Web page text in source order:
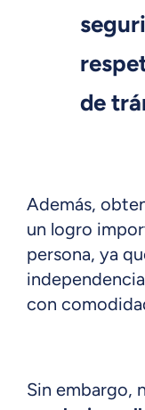
de
Además,
un logro
persona, ya
con
Sin embargo,